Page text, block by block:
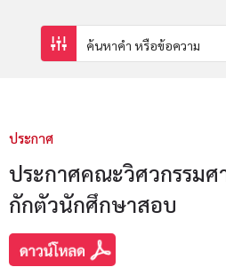
ประกาศ
ประกาศคณะวิศวกรรมศ
กักตัวนักศึกษาสอบ